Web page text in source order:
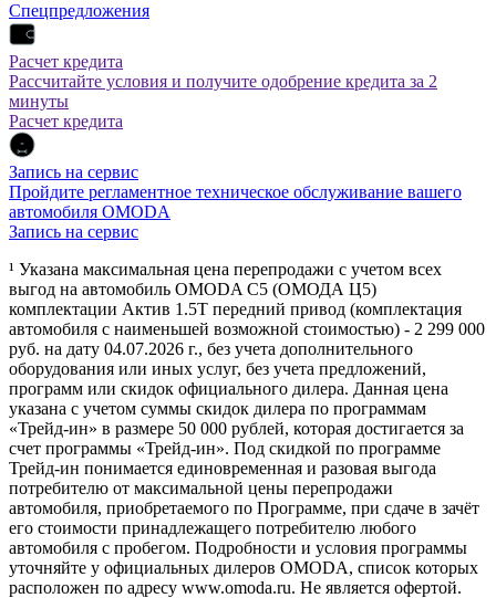
Спецпредложения
Расчет кредита
Рассчитайте условия и получите одобрение кредита за 2
минуты
Расчет кредита
Запись на сервис
Пройдите регламентное техническое обслуживание вашего
автомобиля OMODA
Запись на сервис
¹ Указана максимальная цена перепродажи с учетом всех
выгод на автомобиль OMODA C5 (ОМОДА Ц5)
комплектации Актив 1.5Т передний привод (комплектация
автомобиля с наименьшей возможной стоимостью) - 2 299 000
руб. на дату 04.07.2026 г., без учета дополнительного
оборудования или иных услуг, без учета предложений,
программ или скидок официального дилера. Данная цена
указана с учетом суммы скидок дилера по программам
«Трейд-ин» в размере 50 000 рублей, которая достигается за
счет программы «Трейд-ин». Под скидкой по программе
Трейд-ин понимается единовременная и разовая выгода
потребителю от максимальной цены перепродажи
автомобиля, приобретаемого по Программе, при сдаче в зачёт
его стоимости принадлежащего потребителю любого
автомобиля с пробегом. Подробности и условия программы
уточняйте у официальных дилеров OMODA, список которых
расположен по адресу www.omoda.ru. Не является офертой.